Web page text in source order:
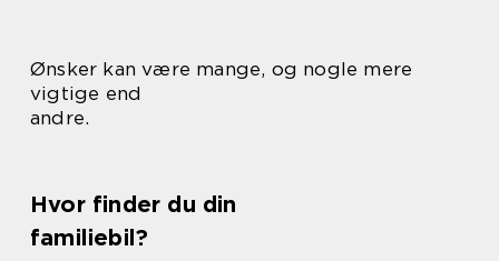
Ønsker kan være mange, og nogle mere
vigtige end
andre.
Hvor finder du din
familiebil?